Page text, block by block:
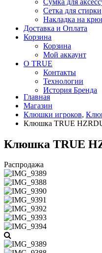
Сетка для стирки
Накладка на
Доставка и Оплата
Корзина
Корзина
Мой аккаунт
О TRUE
Контакты
Технологии
История Бренда
Главная
Магазин
Клюшки игроков,
Клюшка TRUE
Клюшка TRUE
Распродажа